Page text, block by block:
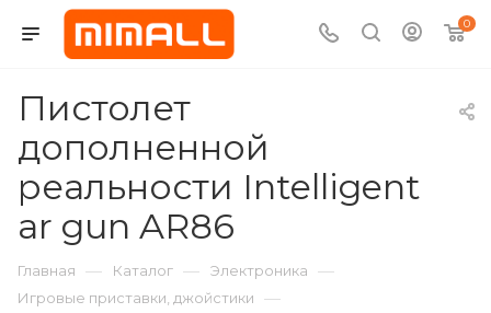
0
Пистолет
дополненной
реальности Intelligent
ar gun AR86
Главная — Каталог — Электроника —
Игровые приставки, джойстики —